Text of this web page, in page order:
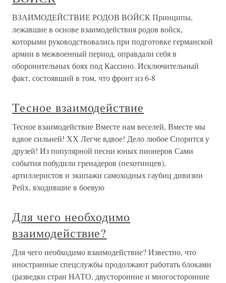
ВЗАИМОДЕЙСТВИЕ РОДОВ ВОЙСК Принципы,
лежавшие в основе взаимодействия родов войск,
которыми руководствовались при подготовке германской
армии в межвоенный период, оправдали себя в
оборонительных боях под Кассино. Исключительный
факт, состоявший в том, что фронт из 6-8
Тесное взаимодействие
Тесное взаимодействие Вместе нам веселей, Вместе мы
вдвое сильней! ХХ Легче вдвое! Дело любое Спорится у
друзей! Из популярной песни юных пионеров Сами
события побудили гренадеров (пехотинцев),
артиллеристов и экипажи самоходных гаубиц дивизии
Рейх, входившие в боевую
Для чего необходимо
взаимодействие?
Для чего необходимо взаимодействие? Известно, что
иностранные спецслужбы продолжают работать блоками
(разведки стран НАТО, двусторонние и многосторонние